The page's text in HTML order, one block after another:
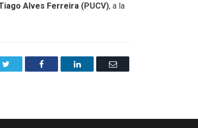
Alves Ferreira (PUCV), a la
Facebook LinkedIn Email